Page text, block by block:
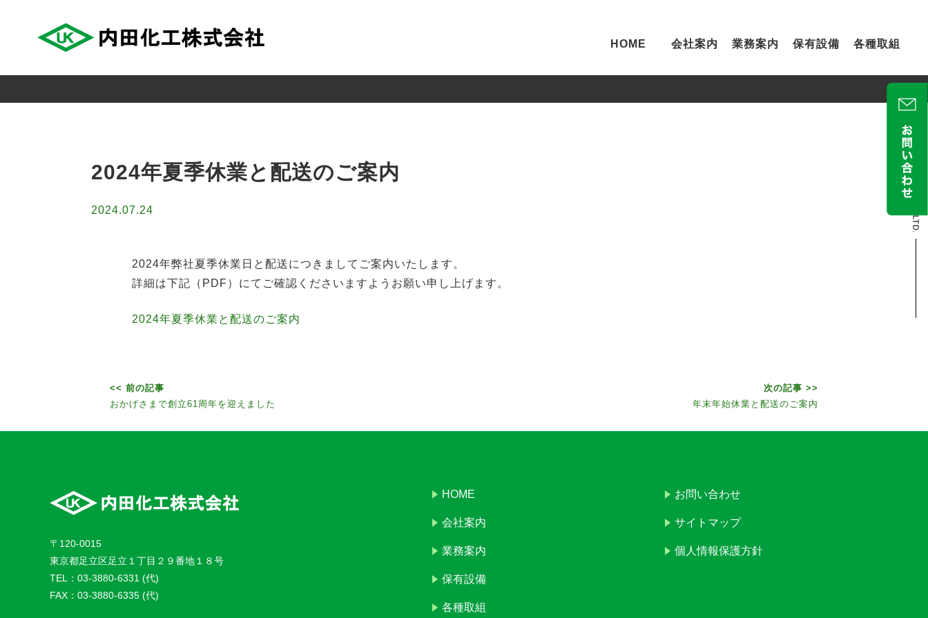
HOME 会社案内 業務案内 保有設備 各種取組
2024年夏季休業と配送のご案内
2024.07.24
2024年弊社夏季休業日と配送につきましてご案内いたします。
詳細は下記（PDF）にてご確認くださいますようお願い申し上げます。
2024年夏季休業と配送のご案内
投
ゲ
シ
ョ
<< 前の記事
おかげさまで創立61周年を迎えました
次の記事 >>
年末年始休業と配送のご案内
〒120-0015
東京都足立区足立１丁目２９番地１８号
TEL：03-3880-6331 (代)
FAX：03-3880-6335 (代)
HOME
会社案内
業務案内
保有設備
各種取組
お問い合わせ
サイトマップ
個人情報保護方針